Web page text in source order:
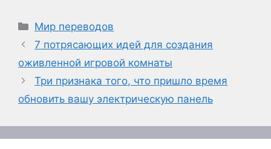
Рубрики
Мир переводов
7 потрясающих идей для создания
оживленной игровой комнаты
Три признака того, что пришло время
обновить вашу электрическую панель